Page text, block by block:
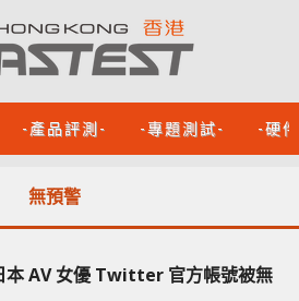
-產品評測- -專題測試- -硬
無預警
本 AV 女優 Twitter 官方帳號被無